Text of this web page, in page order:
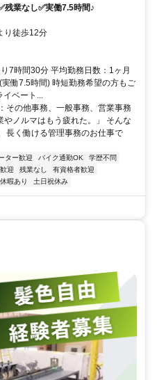
残業なし✅実働7.5時間♪
り徒歩12分
7時間30分 平均勤務日数：1ヶ月
働7.5時間) 時短勤務希望の方もご
イベート...
その他事務、一般事務、営業事務
やノルマはもう疲れた。」 そんな
長く働ける管理事務のお仕事で
ター歓迎 バイク通勤OK
学歴不問
迎 残業なし
有資格者歓迎
暇あり 土日祝休み